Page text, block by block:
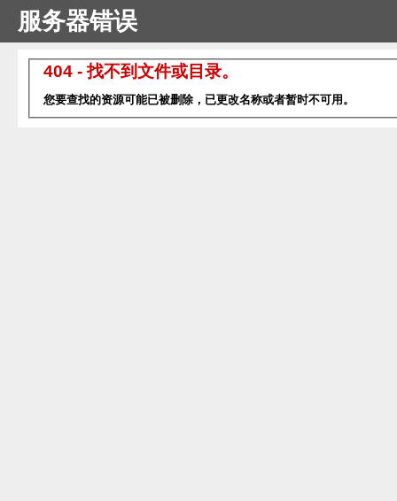
服务器错误
404 - 找不到文件或目录。
您要查找的资源可能已被删除，已更改名称或者暂时不可用。